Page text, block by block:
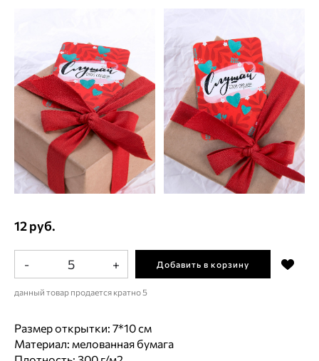
12 руб.
- + Добавить в корзину
данный товар продается кратно 5
Размер открытки: 7*10 см
Материал: мелованная бумага